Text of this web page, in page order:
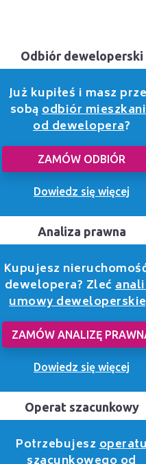
Odbiór deweloperski
Już kupiłeś i masz
sobąodbiór
od dewelopera?
ZAMÓW ODBIÓR
Dowiedz się więcej
Analiza prawna
Kupujesz
dewelopera? Zleć
umowy
ZAMÓW ANALIZĘ
Dowiedz się więcej
Operat szacunkowy
Potrzebujesz